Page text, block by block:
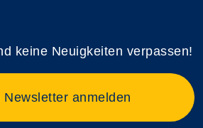
keine Neuigkeiten verpassen!
Newsletter anmelden